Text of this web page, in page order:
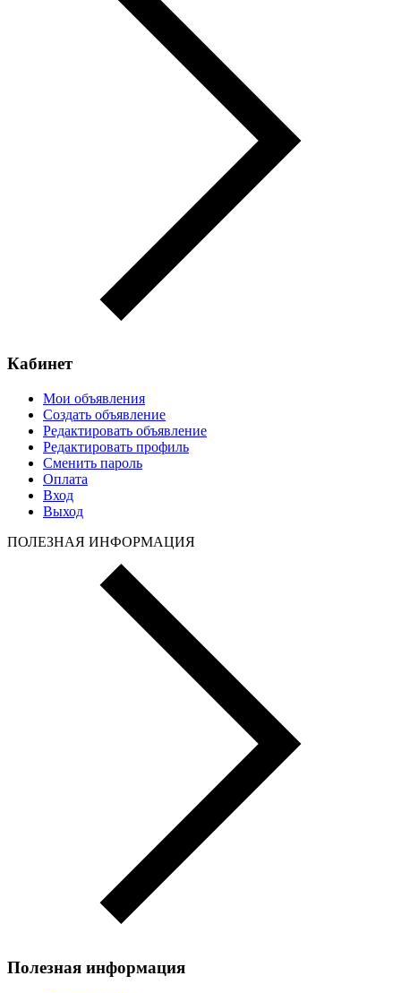
Кабинет
Мои объявления
Создать объявление
Редактировать объявление
Редактировать профиль
Сменить пароль
Оплата
Вход
Выход
ПОЛЕЗНАЯ ИНФОРМАЦИЯ
Полезная информация